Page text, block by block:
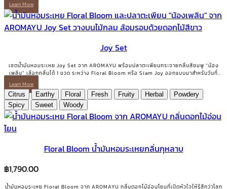
Learn More
Joy Set
เซตน้ำมันหอมระเหย Joy Set จาก AROMAYU พร้อมปลาตะเพียนกระจายกลิ่นสีชมพู “น้อง
เพลิน” เลือกกลิ่นได้ 1 ขวด ระหว่าง Floral Bloom หรือ Siam Joy ออกแบบมาสำหรับวันที่
Learn More
Citrus
Earthy Floral Fresh Fruity Herbal
Powdery
Spicy
Sweet Woody
Floral Bloom น้ำมันหอมระเหยกลิ่นกุหลาบ
฿1,790.00
น้ำมันหอมระเหย Floral Bloom จาก AROMAYU กลิ่นดอกไม้อ่อนโยนที่เปิดหัวใจให้รู้สึกว่าโลก